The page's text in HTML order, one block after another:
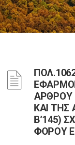
ΑΡΘΡΟΥ
ΚΑΙ ΤΗΣ
Β’145)
ΦΟΡΟΥ